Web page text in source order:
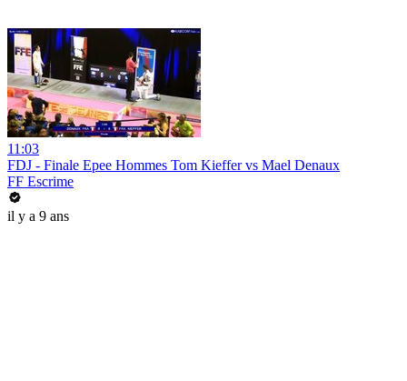
11:03
FDJ - Finale Epee Hommes Tom Kieffer vs Mael Denaux
FF Escrime
il y a 9 ans